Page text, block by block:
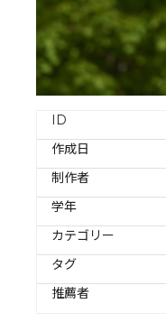
ID
作成日
制作者
学年
カテゴリー
タグ
推薦者